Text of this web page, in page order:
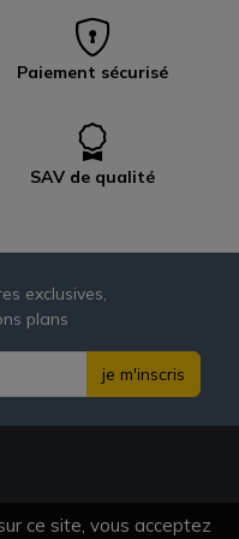
Paiement sécurisé
SAV de qualité
exclusives,
plans
je m'inscris
ce site, vous acceptez